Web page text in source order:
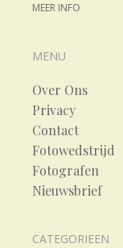
MEER INFO
MENU
Over Ons
Privacy
Contact
Fotowedstrijd
Fotografen
Nieuwsbrief
CATEGORIEEN